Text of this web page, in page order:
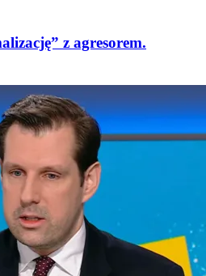
z agresorem.